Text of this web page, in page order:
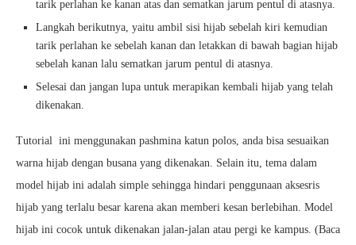
tarik perlahan ke kanan atas dan sematkan jarum pentul di atasnya.
Langkah berikutnya, yaitu ambil sisi hijab sebelah kiri kemudian
tarik perlahan ke sebelah kanan dan letakkan di bawah bagian hijab
sebelah kanan lalu sematkan jarum pentul di atasnya.
Selesai dan jangan lupa untuk merapikan kembali hijab yang telah
dikenakan.
Tutorial ini menggunakan pashmina katun polos, anda bisa sesuaikan
warna hijab dengan busana yang dikenakan. Selain itu, tema dalam
model hijab ini adalah simple sehingga hindari penggunaan aksesris
hijab yang terlalu besar karena akan memberi kesan berlebihan. Model
hijab ini cocok untuk dikenakan jalan-jalan atau pergi ke kampus. (Baca